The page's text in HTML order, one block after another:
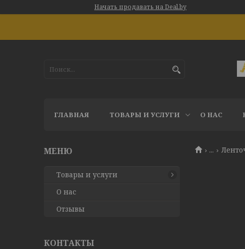
Начать продавать на Deal.by
ГЛАВНАЯ ТОВАРЫ И УСЛУГИ О НАС
...
Товары и услуги
О нас
Отзывы
КОНТАКТЫ